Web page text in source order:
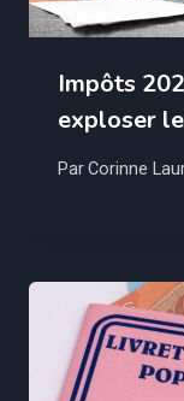
Impôts
exploser
ParCorinne